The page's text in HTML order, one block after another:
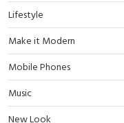
Lifestyle
Make it Modern
Mobile Phones
Music
New Look